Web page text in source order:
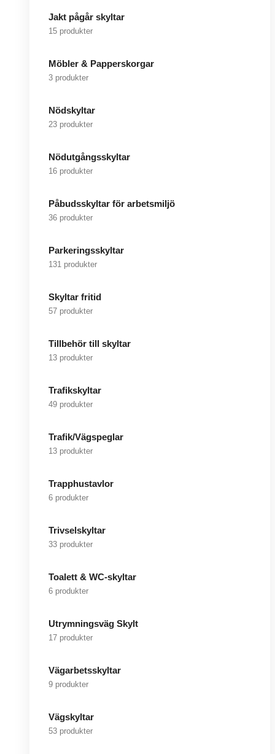
Jakt pågår skyltar
15 produkter
Möbler & Papperskorgar
3 produkter
Nödskyltar
23 produkter
Nödutgångsskyltar
16 produkter
Påbudsskyltar för arbetsmiljö
36 produkter
Parkeringsskyltar
131 produkter
Skyltar fritid
57 produkter
Tillbehör till skyltar
13 produkter
Trafikskyltar
49 produkter
Trafik/Vägspeglar
13 produkter
Trapphustavlor
6 produkter
Trivselskyltar
33 produkter
Toalett & WC-skyltar
6 produkter
Utrymningsväg Skylt
17 produkter
Vägarbetsskyltar
9 produkter
Vägskyltar
53 produkter